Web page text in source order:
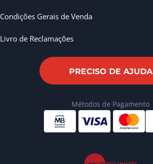
Condições Gerais de Venda
Livro de Reclamações
PRECISO DE AJUDA
Métodos de Pagamento